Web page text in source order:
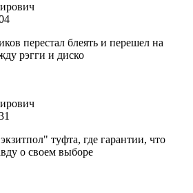
перестал блеять и перешел на
рэгги и диско
туфта, где гарантии, что
о своем выборе